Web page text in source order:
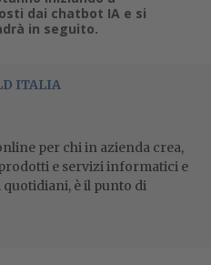
dai chatbot IA e si
in seguito.
ITALIA
per chi in azienda crea,
e servizi informatici e
è il punto di